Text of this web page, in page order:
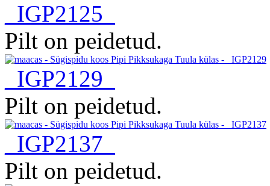
_IGP2125
Pilt on peidetud.
_IGP2129
Pilt on peidetud.
_IGP2137
Pilt on peidetud.